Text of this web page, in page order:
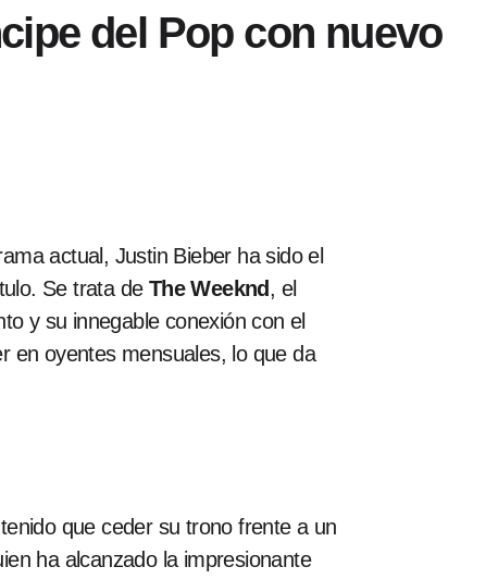
del Pop con nuevo
actual, Justin Bieber ha sido el
Se trata de The Weeknd , el
y su innegable conexión con el
en oyentes mensuales, lo que da
que ceder su trono frente a un
ha alcanzado la impresionante